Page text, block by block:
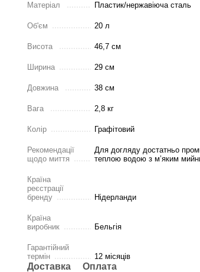
Матеріал Пластик/нержавіюча сталь
Об'єм 20 л
Висота 46,7 см
Ширина 29 см
Довжина 38 см
Вага 2,8 кг
Колір Графітовий
Рекомендації
щодо миття
Для догляду достатньо
теплою водою з м’яким
Країна
реєстрації
бренду
Нідерланди
Країна
виробник
Бельгія
Гарантійний
термін
12 місяців
Доставка Оплата